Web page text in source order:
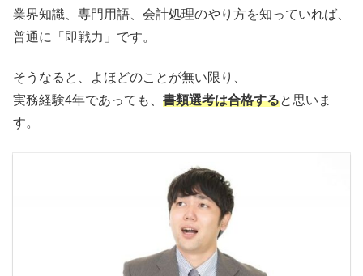
業界知識、専門用語、会計処理のやり方を知っていれば、
普通に「即戦力」です。
そうなると、よほどのことが無い限り、
実務経験4年であっても、 書類選考は合格すると思いま
す。